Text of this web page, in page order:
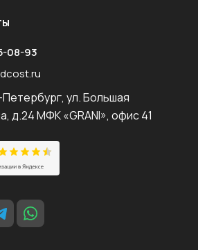
08-93
ул. Большая
д.24 МФК «GRANI», офис 41